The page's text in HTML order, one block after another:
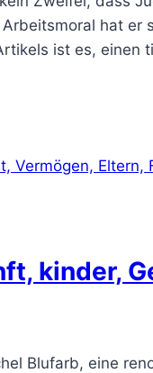
hat
ist es, einen
kinder,
Blufarb, eine